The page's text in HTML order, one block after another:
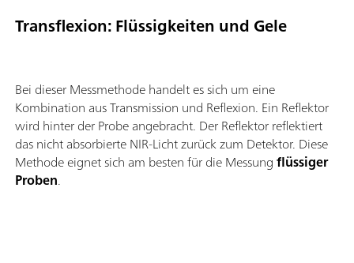
oder Verknüpfung mit weiteren Analysetechnologien
Unterstützung zahlreicher Probengefässe mit
Transflexion: Flüssigkeiten und Gele
Bei dieser Messmethode handelt es sich um eine
Kombination aus Transmission und Reflexion. Ein Reflektor
wird hinter der Probe angebracht. Der Reflektor reflektiert
das nicht absorbierte NIR-Licht zurück zum Detektor. Diese
Methode eignet sich am besten für die Messungflüssiger
Proben.